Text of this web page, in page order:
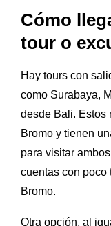
Cómo
tour o
Hay tours con
como Surabaya,
desde Bali. Estos
Bromo y tienen
para visitar
cuentas con poco
Bromo.
Otra opción, al